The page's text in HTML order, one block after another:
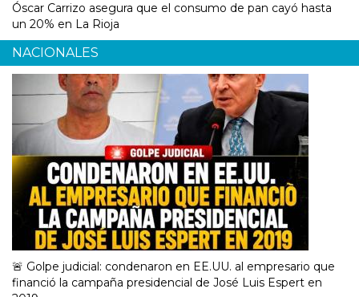
Óscar Carrizo asegura que el consumo de pan cayó hasta
un 20% en La Rioja
NACIONALES
🚨 Golpe judicial: condenaron en EE.UU. al empresario que
financió la campaña presidencial de José Luis Espert en